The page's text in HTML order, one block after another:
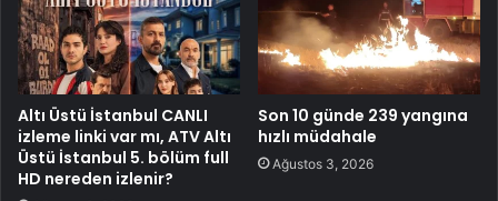
Altı Üstü İstanbul CANLI
izleme linki var mı, ATV Altı
Üstü İstanbul 5. bölüm full
HD nereden izlenir?
Son 10 günde 239 yangına
hızlı müdahale
Ağustos 3, 2026